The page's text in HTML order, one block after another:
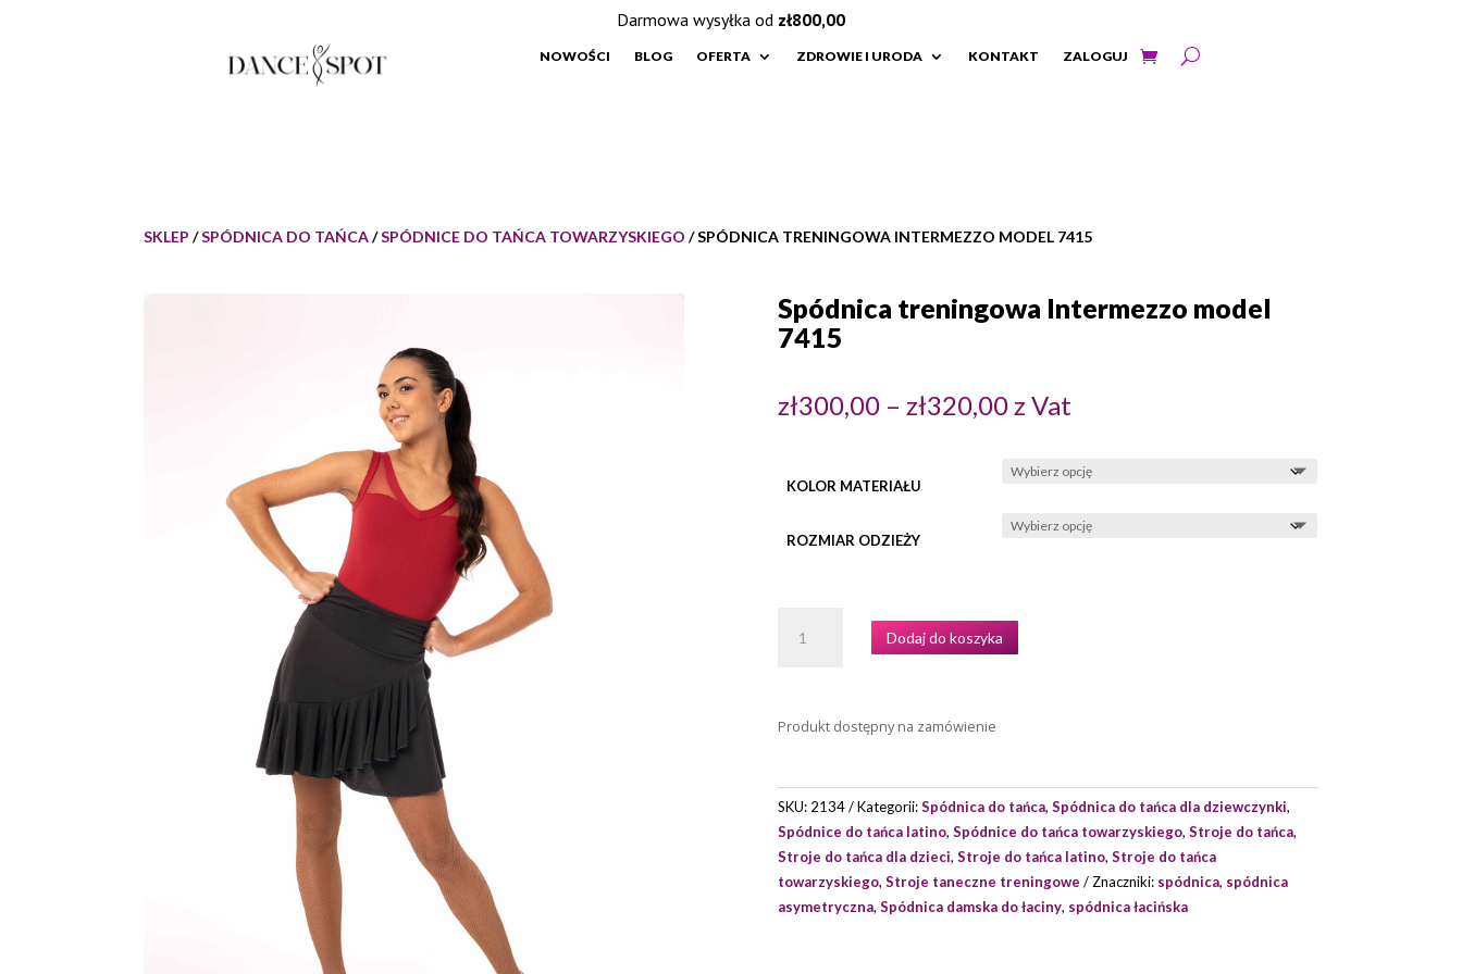
NOWOŚCI BLOG OFERTA ZDROWIE I URODA KONTAKT ZALOGUJ
SKLEP /SPÓDNICA DO TAŃCA/SPÓDNICE DO TAŃCA TOWARZYSKIEGO / SPÓDNICA TRENINGOWA INTERMEZZO MODEL 7415
Spódnica treningowa Intermezzo model
7415
zł300,00 – zł320,00Zakres
cen:
zł320,00
z Vat
KOLOR MATERIAŁU
ROZMIAR ODZIEŻY
SPÓDNICA
MODEL
Dodaj do koszyka
Produkt dostępny na zamówienie
SKU: 2134 Kategorii:Spódnica do tańca,Spódnica do tańca dla dziewczynki,
Spódnice do tańca latino,Spódnice do tańca towarzyskiego,Stroje do tańca,
Stroje do tańca dla dzieci,Stroje do tańca latino,Stroje do tańca
towarzyskiego,Stroje taneczne treningowe Znaczniki: spódnica, spódnica
asymetryczna,Spódnica damska do łaciny, spódnica łacińska
Darmowa wysyłka od zł800,00